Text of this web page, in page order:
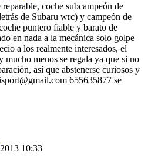
coche subcampeón de
de Subaru wrc) y campeón de
puntero fiable y barato de
en nada a la mecánica solo golpe
a los realmente interesados, el
mucho menos se regala ya que si no
así que abstenerse curiosos y
655635877 se
10:33